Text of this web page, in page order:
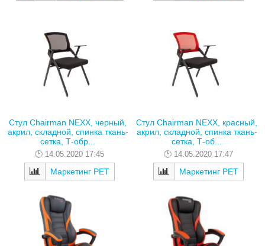
Стул Chairman NEXX, черный,
акрил, складной, спинка ткань-
сетка, Т-обр...
14.05.2020 17:45
Маркетинг РЕТ
Стул Chairman NEXX, красный,
акрил, складной, спинка ткань-
сетка, Т-об...
14.05.2020 17:47
Маркетинг РЕТ